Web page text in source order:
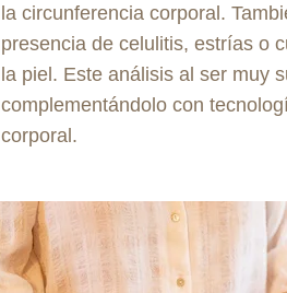
la circunferencia corporal.
presencia de celulitis, estrías o
la piel. Este análisis al ser muy
complementándolo con
corporal.